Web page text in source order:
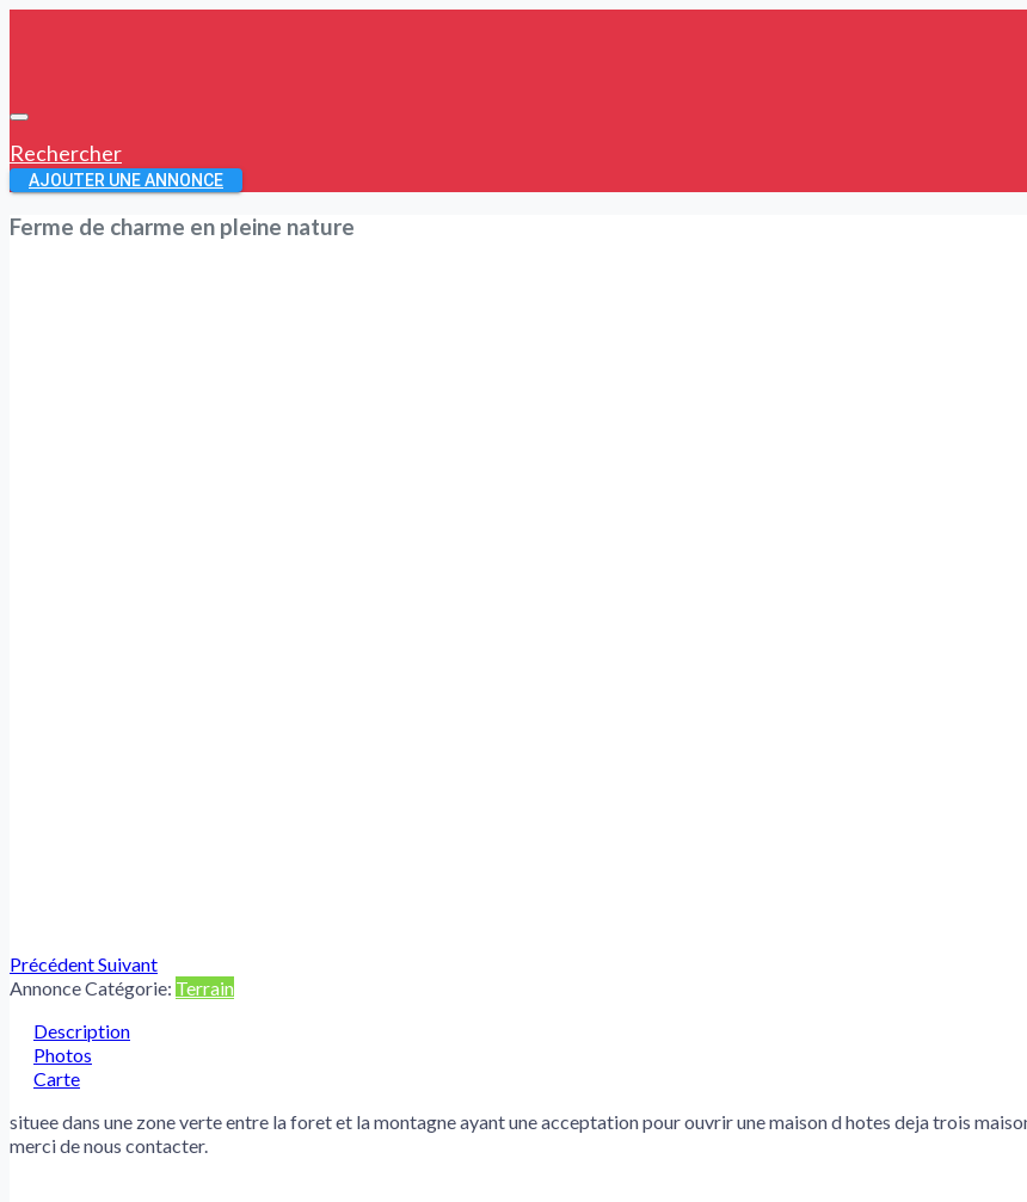
Rechercher
AJOUTER UNE ANNONCE
Ferme de charme en pleine nature
PrécédentSuivant
Annonce Catégorie: Terrain
Description
Photos
Carte
situee dans une zone verte entre la foret et la montagne ayant une acceptation pour ouvrir une maison d hotes deja trois
merci de nous contacter.